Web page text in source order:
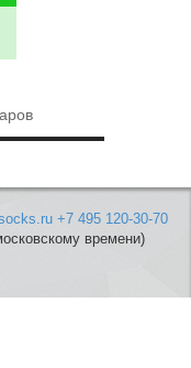
+7 495 120-30-70
времени)